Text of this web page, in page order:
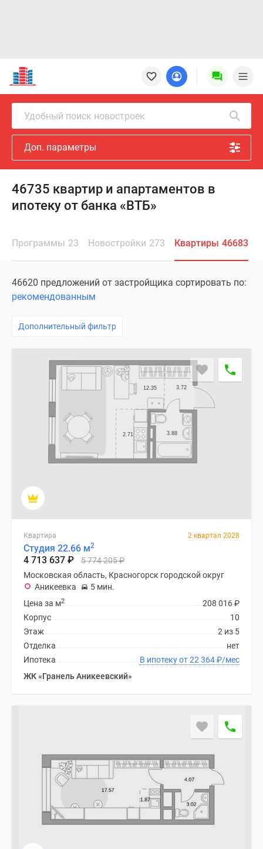
Новостройки
Квартиры
Ипотека
Новостройки
Москвы
Новостройки
Подмосковья
Новостройки
Москвы
Готовые
карте
Специальные
предложения
Коммерческие
помещения
Продавцы
застройщики
Видеообзор
новостроек
новостроек
Подмосковья
Студии
комнатные
комнатные
комнатные
Квартиры
Ипотечный
калькулятор
программы
недвижимости
Удобный поиск новостроек
Доп. параметры
46735 квартир и апартаментов в
ипотеку от банка «ВТБ»
Программы 23 Новостройки 273 Квартиры 46683
46620 предложений от застройщика сортировать по:
рекомендованным
Дополнительный фильтр
Квартира 2 квартал 2028
Студия 22.66 м2
4 713 637 ₽ 5 774 205₽
Московская область, Красногорск городской округ
Аникеевка
5 мин.
208 016₽
Цена за м2
10
Корпус
2 из 5
Этаж
нет
Отделка
В ипотеку от 22 364₽/мес
Ипотека
ЖК «Гранель Аникеевский»